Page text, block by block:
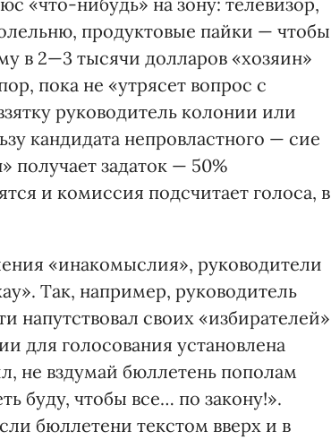
продуктовые пайки — чтобы
в 2—3 тысячи долларов «хозяин»
пока не «утрясет вопрос с
руководитель колонии или
кандидата непровластного — сие
получает задаток — 50%
и комиссия подсчитает голоса, в
«инакомыслия», руководители
Так, например, руководитель
своих «избирателей»
для голосования установлена
не вздумай бюллетень пополам
буду, чтобы все… по закону!».
бюллетени текстом вверх и в